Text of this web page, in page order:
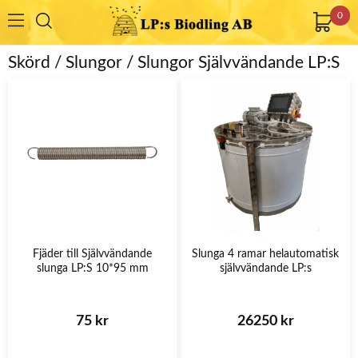
0
Skörd / Slungor / Slungor Självvändande LP:S
Fjäder till Självvändande
slunga LP:S 10*95 mm
75 kr
Slunga 4 ramar helautomatisk
självvändande LP:s
26250 kr